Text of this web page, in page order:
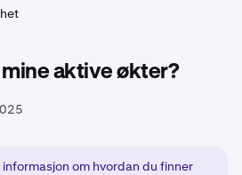
aktive økter?
om hvordan du finner